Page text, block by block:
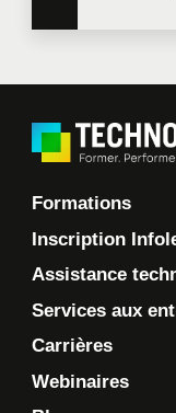
Formations
Inscription
Assistance
Services aux
Carrières
Webinaires